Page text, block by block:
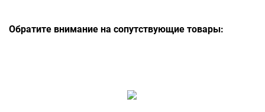
Обратите внимание на сопутствующие товары: